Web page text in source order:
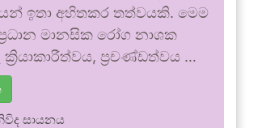
ඉතා අහිතකර තත්වයකි. මෙම
මානසික රෝග නාශක
ප්‍රචණ්ඩත්වය …
සායනය